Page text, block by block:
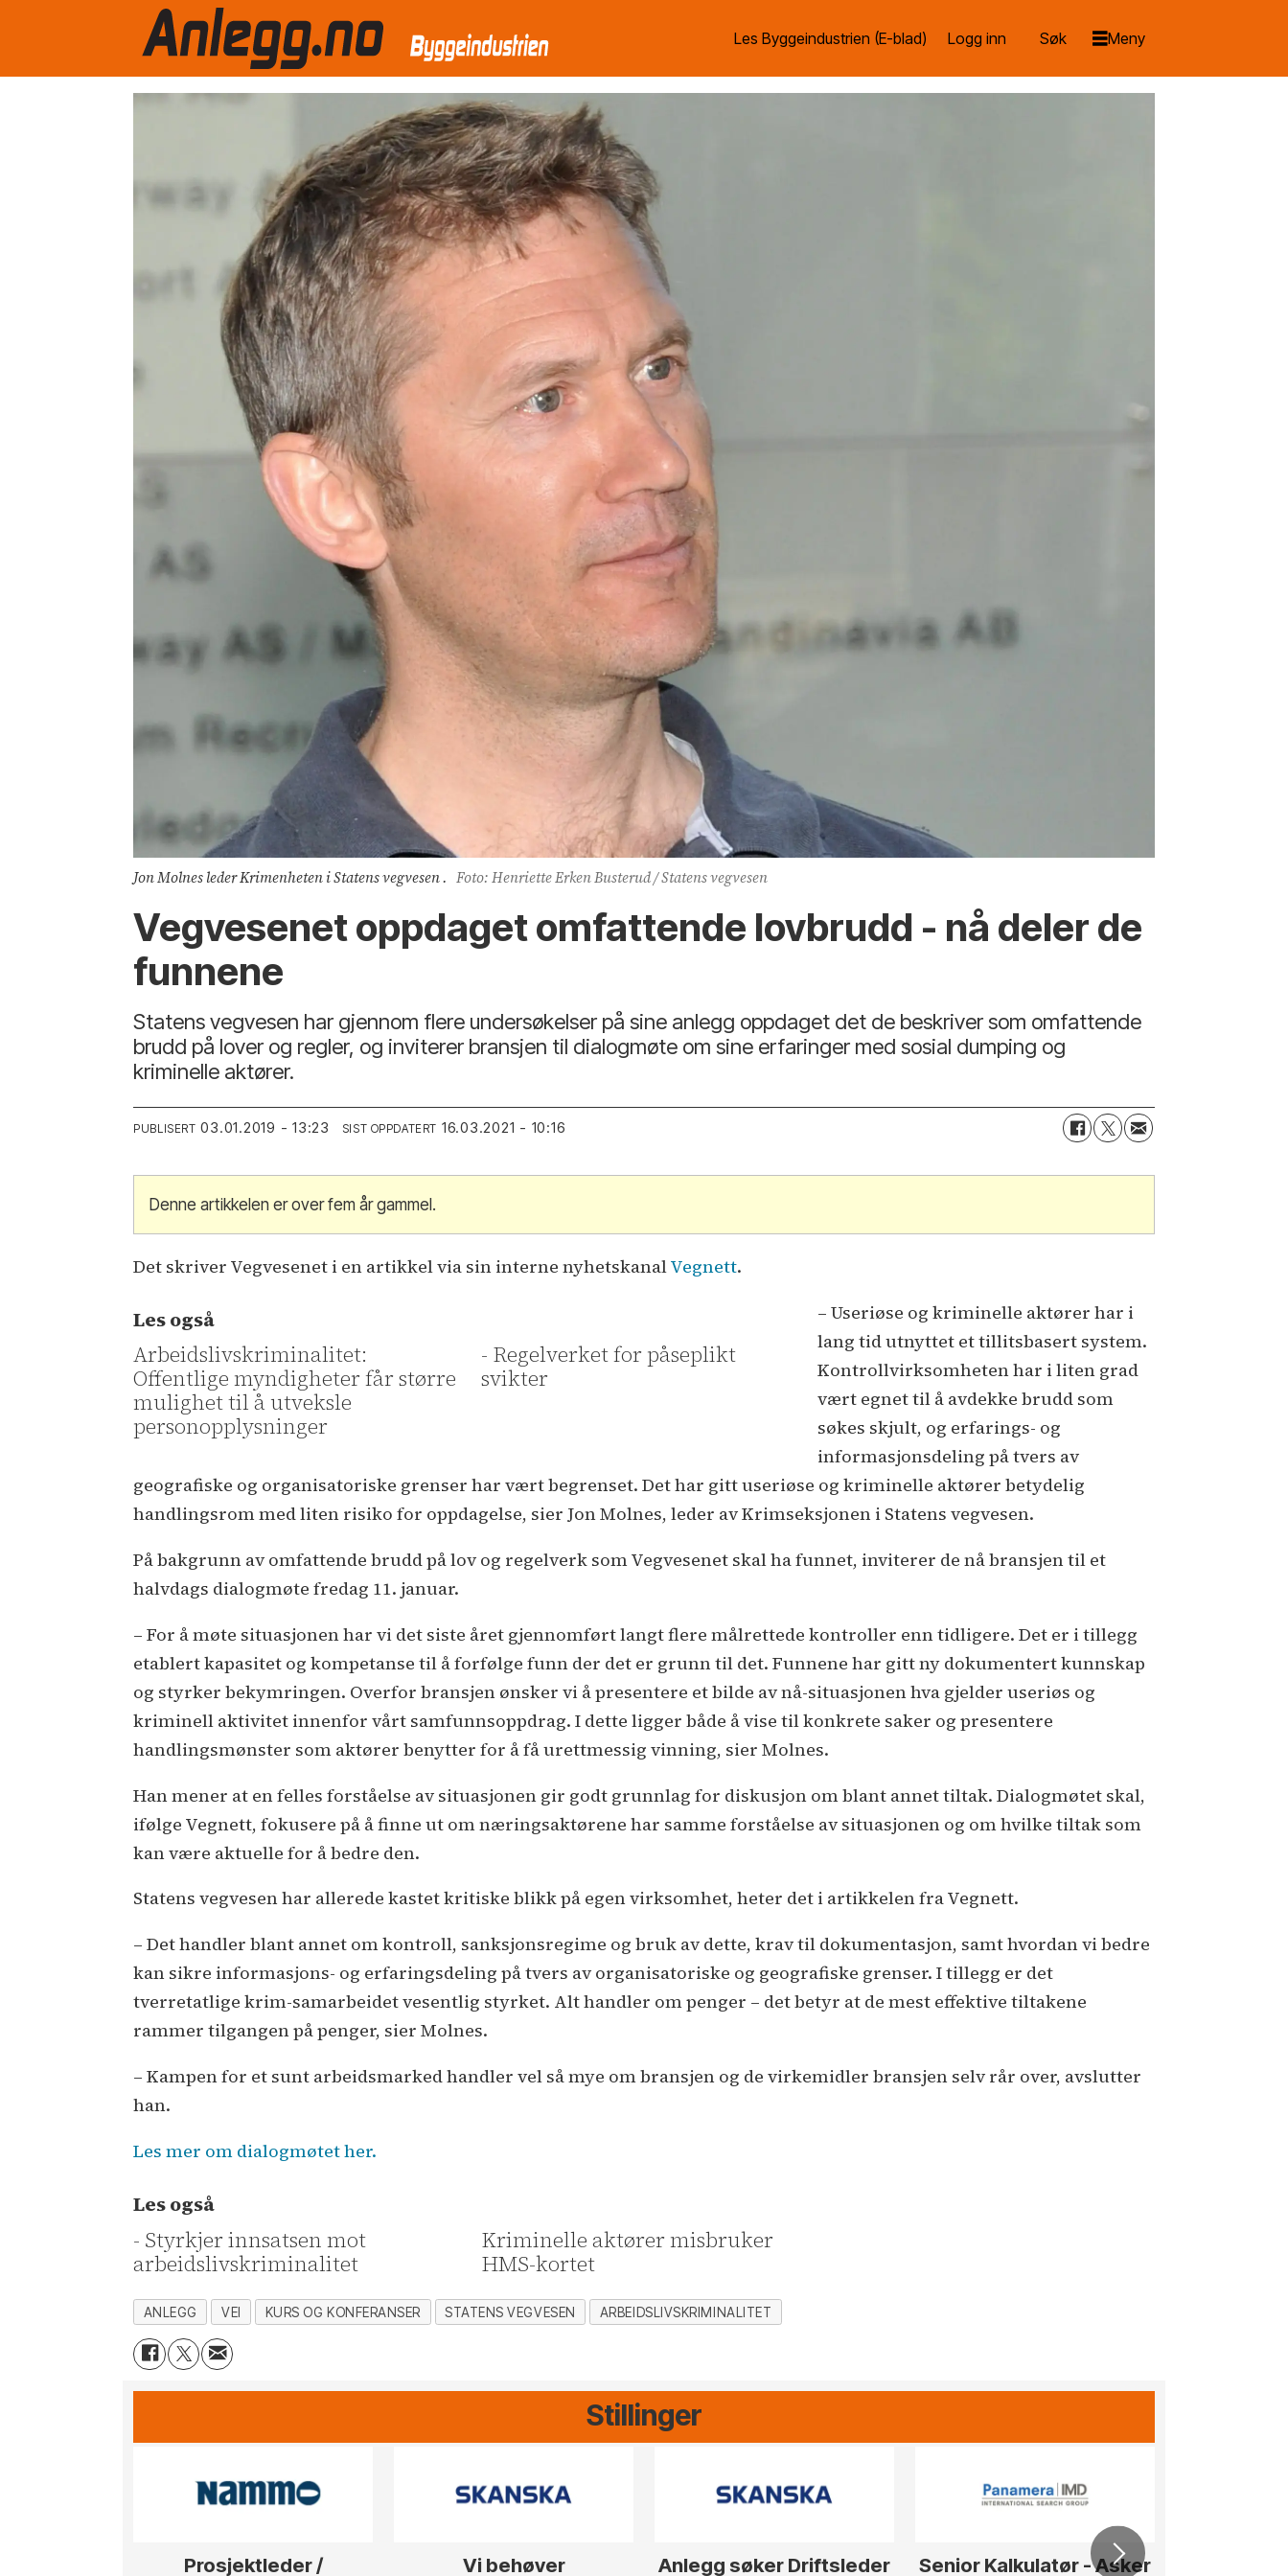
Les Byggeindustrien (E-blad) Logg inn
Jon Molnes leder Krimenheten i Statens vegvesen . Foto: Henriette Erken Busterud / Statens vegvesen
Vegvesenet oppdaget omfattende lovbrudd - nå deler de
funnene
Statens vegvesen har gjennom flere undersøkelser på sine anlegg oppdaget det de beskriver som omfattende
brudd på lover og regler, og inviterer bransjen til dialogmøte om sine erfaringer med sosial dumping og
kriminelle aktører.
PUBLISERT 03.01.2019 - 13:23 SIST OPPDATERT 16.03.2021 - 10:16
Denne artikkelen er over fem år gammel.
Det skriver Vegvesenet i en artikkel via sin interne nyhetskanalVegnett.
Les også
Arbeidslivskriminalitet:
Offentlige myndigheter får større
mulighet til å utveksle
personopplysninger
- Regelverket for påseplikt
svikter
– Useriøse og kriminelle aktører har i
lang tid utnyttet et tillitsbasert system.
Kontrollvirksomheten har i liten grad
vært egnet til å avdekke brudd som
søkes skjult, og erfarings- og
informasjonsdeling på tvers av
geografiske og organisatoriske grenser har vært begrenset. Det har gitt useriøse og kriminelle aktører betydelig
handlingsrom med liten risiko for oppdagelse, sier Jon Molnes, leder av Krimseksjonen i Statens vegvesen.
På bakgrunn av omfattende brudd på lov og regelverk som Vegvesenet skal ha funnet, inviterer de nå bransjen til et
halvdags dialogmøte fredag 11. januar.
– For å møte situasjonen har vi det siste året gjennomført langt flere målrettede kontroller enn tidligere. Det er i tillegg
etablert kapasitet og kompetanse til å forfølge funn der det er grunn til det. Funnene har gitt ny dokumentert kunnskap
og styrker bekymringen. Overfor bransjen ønsker vi å presentere et bilde av nå-situasjonen hva gjelder useriøs og
kriminell aktivitet innenfor vårt samfunnsoppdrag. I dette ligger både å vise til konkrete saker og presentere
handlingsmønster som aktører benytter for å få urettmessig vinning, sier Molnes.
Han mener at en felles forståelse av situasjonen gir godt grunnlag for diskusjon om blant annet tiltak. Dialogmøtet skal,
ifølge Vegnett, fokusere på å finne ut om næringsaktørene har samme forståelse av situasjonen og om hvilke tiltak som
kan være aktuelle for å bedre den.
Statens vegvesen har allerede kastet kritiske blikk på egen virksomhet, heter det i artikkelen fra Vegnett.
– Det handler blant annet om kontroll, sanksjonsregime og bruk av dette, krav til dokumentasjon, samt hvordan vi bedre
kan sikre informasjons- og erfaringsdeling på tvers av organisatoriske og geografiske grenser. I tillegg er det
tverretatlige krim-samarbeidet vesentlig styrket. Alt handler om penger – det betyr at de mest effektive tiltakene
rammer tilgangen på penger, sier Molnes.
– Kampen for et sunt arbeidsmarked handler vel så mye om bransjen og de virkemidler bransjen selv rår over, avslutter
han.
Les mer om dialogmøtet her.
Les også
- Styrkjer innsatsen mot
arbeidslivskriminalitet
Kriminelle aktører misbruker
HMS-kortet
ANLEGG VEI KURS OG KONFERANSER STATENS VEGVESEN ARBEIDSLIVSKRIMINALITET
Stillinger
Prosjektleder /
Vi behøver
Anlegg søker Driftsleder
Senior Kalkulatør - Asker